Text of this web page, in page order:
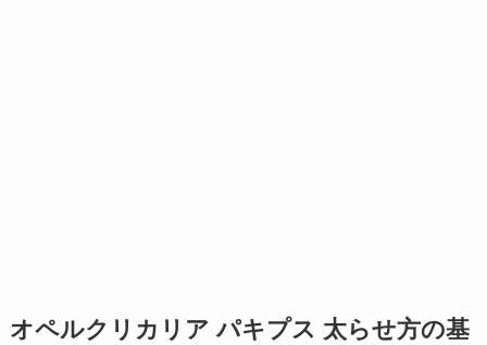
オペルクリカリア パキプス 太らせ方の基